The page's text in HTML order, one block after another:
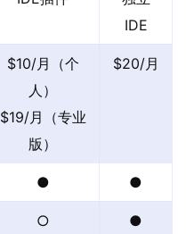
IDE
$10/月（个
人）
$19/月（专业
版）
$20/月
● ●
○ ●